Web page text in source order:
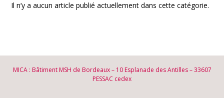
Il n’y a aucun article publié actuellement dans cette catégorie.
MICA : Bâtiment MSH de Bordeaux – 10 Esplanade des Antilles – 33607
PESSAC cedex